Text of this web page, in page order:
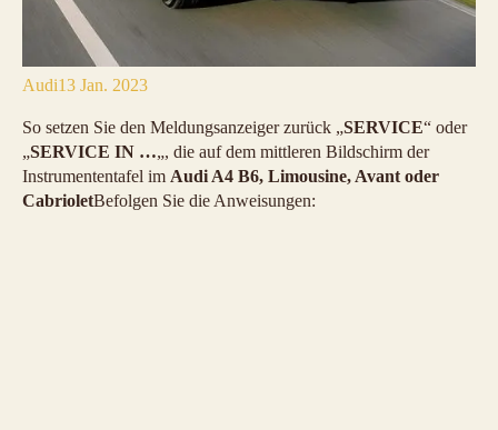
Audi13 Jan. 2023
So setzen Sie den Meldungsanzeiger zurück „SERVICE“ oder
„SERVICE IN …„, die auf dem mittleren Bildschirm der
Instrumententafel im Audi A4 B6, Limousine, Avant oder
CabrioletBefolgen Sie die Anweisungen: